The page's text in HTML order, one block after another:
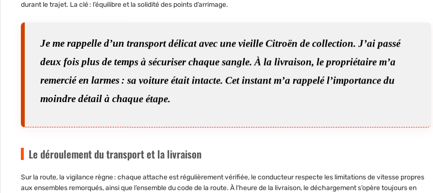
durant le trajet. La clé : l’équilibre et la solidité des points d’arrimage.
Je me rappelle d’un transport délicat avec une vieille Citroën de collection. J’ai passé
deux fois plus de temps à sécuriser chaque sangle. À la livraison, le propriétaire m’a
remercié en larmes : sa voiture était intacte. Cet instant m’a rappelé l’importance du
moindre détail à chaque étape.
Le déroulement du transport et la livraison
Sur la route, la vigilance règne : chaque attache est régulièrement vérifiée, le conducteur respecte les limitations de vitesse propres
aux ensembles remorqués, ainsi que l’ensemble du code de la route. À l’heure de la livraison, le déchargement s’opère toujours en